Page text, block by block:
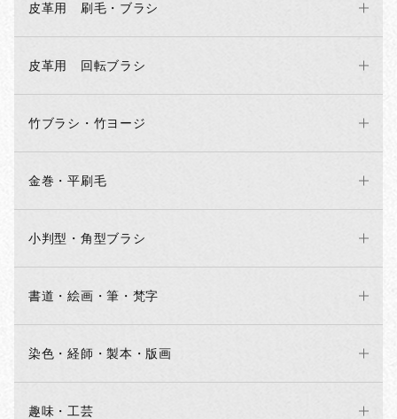
皮革用 刷毛・ブラシ
皮革用 回転ブラシ
竹ブラシ・竹ヨージ
金巻・平刷毛
小判型・角型ブラシ
書道・絵画・筆・梵字
染色・経師・製本・版画
趣味・工芸